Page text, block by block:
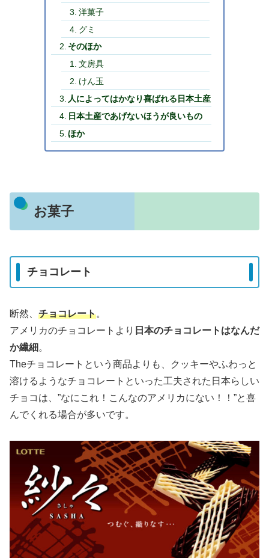
洋菓子
グミ
そのほか
文房具
けん玉
人によってはかなり喜ばれる日本土産
日本土産であげないほうが良いもの
ほか
お菓子
チョコレート
断然、 チョコレート。
アメリカのチョコレートより 日本のチョコレートはなんだ
か繊細 。
Theチョコレートという商品よりも、クッキーやふわっと
溶けるようなチョコレートといった工夫された日本らしい
チョコは、”なにこれ！こんなのアメリカにない！！”と喜
んでくれる場合が多いです。